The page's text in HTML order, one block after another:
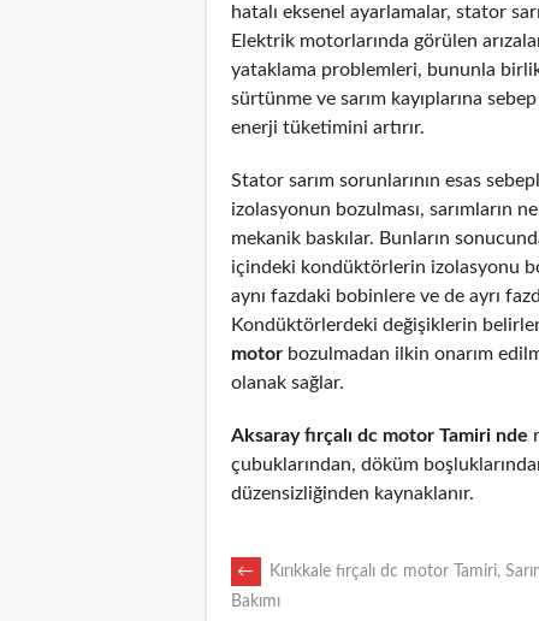
hatalı eksenel ayarlamalar, stator
Elektrik motorlarında görülen
yataklama problemleri, bununla
sürtünme ve sarım kayıplarına
enerji tüketimini artırır.
Stator sarım sorunlarının esas
izolasyonun bozulması, sarımların
mekanik baskılar. Bunların
içindeki kondüktörlerin izolasyonu
aynı fazdaki bobinlere ve de ayrı
Kondüktörlerdeki değişiklerin
motor bozulmadan ilkin onarım
olanak sağlar.
Aksaray fırçalı dc motor Tamiri nde
çubuklarından, döküm
düzensizliğinden kaynaklanır.
POST
←
Kırıkkale fırçalı dc motor Tamiri,
Bakımı